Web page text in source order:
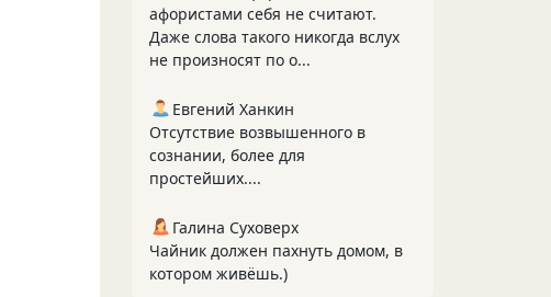
афористами себя не считают.
Даже слова такого никогда вслух
не произносят по о...
Евгений Ханкин
Отсутствие возвышенного в
сознании, более для
простейших....
Галина Суховерх
Чайник должен пахнуть домом, в
котором живёшь.)